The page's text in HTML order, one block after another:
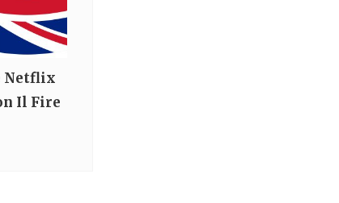
Netflix
Il Fire